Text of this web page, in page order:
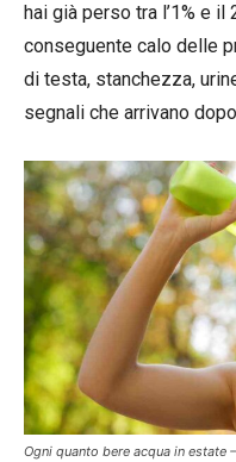
hai già perso tra l’1% e il
conseguente calo delle
di testa, stanchezza,
segnali che arrivano
Ogni quanto bere acqua in estate